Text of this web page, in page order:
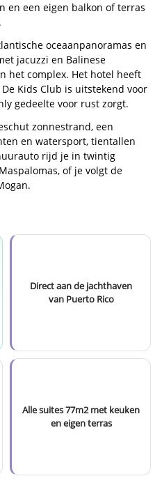
en een eigen balkon of terras
oceaanpanoramas en
jacuzzi en Balinese
het complex. Het hotel heeft
Kids Club is uitstekend voor
gedeelte voor rust zorgt.
zonnestrand, een
en watersport, tientallen
rijd je in twintig
of je volgt de
Direct aan de jachthaven
van Puerto Rico
Alle suites 77m2 met keuken
en eigen terras